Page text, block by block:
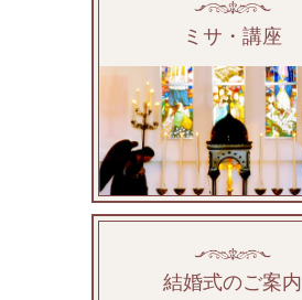
ミサ・講座
結婚式のご案内